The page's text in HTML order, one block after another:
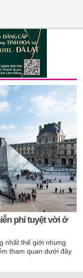
phí tuyệt vời ở
nhất thế giới nhưng
tham quan dưới đây